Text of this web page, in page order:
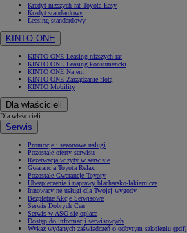
Kredyt niższych rat Toyota Easy
Kredyt standardowy
Leasing standardowy
KINTO ONE
KINTO ONE Leasing niższych rat
KINTO ONE Leasing konsumencki
KINTO ONE Najem
KINTO ONE Zarządzanie flotą
KINTO Mobility
Dla właścicieli
Dla właścicieli
Serwis
Promocje i sezonowe usługi
Pozostałe oferty serwisu
Rezerwacja wizyty w serwisie
Gwarancja Toyota Relax
Pozostałe Gwarancje Toyoty
Ubezpieczenia i naprawy blacharsko-lakiernicze
Innowacyjne usługi dla Twojej wygody
Bezpłatne Akcje Serwisowe
Serwis Dobrych Cen
Serwis w ASO się opłaca
Dostęp do informacji serwisowych
Wykaz wydanych zaświadczeń o odbytym szkoleniu (pdf)